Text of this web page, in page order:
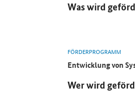
Was wird
FÖRDERPROGRAMM
Entwicklung von
Wer wird